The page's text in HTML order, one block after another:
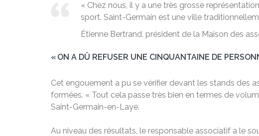
« Chez nous, il y a une très grosse
sport. Saint-Germain est une ville
Étienne Bertrand, président de la Maison des
« ON A DÛ REFUSER UNE CINQUANTAINE DE
Cet engouement a pu se vérifier devant les stands des
formées. « Tout cela passe très bien en termes de
Saint-Germain-en-Laye.
Au niveau des résultats, le responsable associatif a le